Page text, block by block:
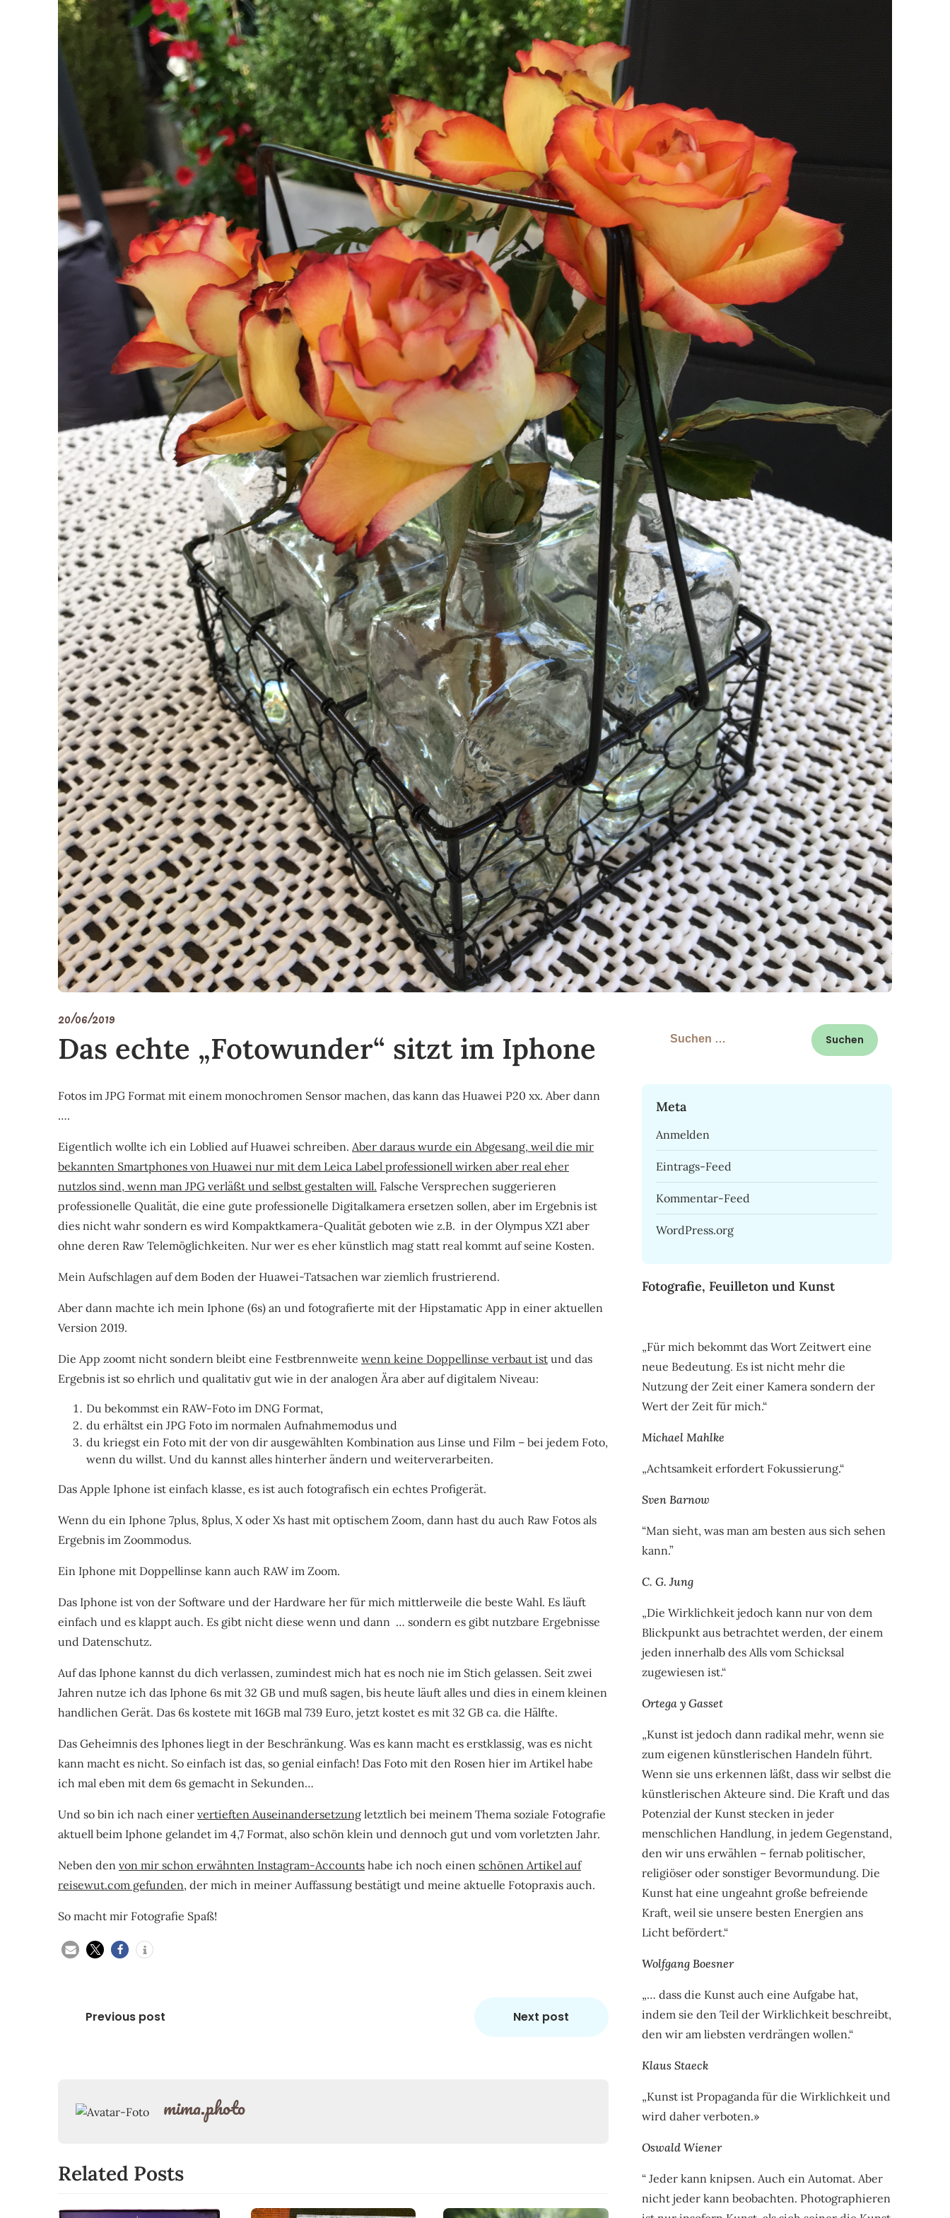
20/06/2019
Das echte „Fotowunder“ sitzt im Iphone
Fotos im JPG Format mit einem monochromen Sensor machen, das kann das Huawei P20 xx. Aber dann
….
Eigentlich wollte ich ein Loblied auf Huawei schreiben. Aber daraus wurde ein Abgesang, weil die mir
bekannten Smartphones von Huawei nur mit dem Leica Label professionell wirken aber real eher
nutzlos sind, wenn man JPG verläßt und selbst gestalten will. Falsche Versprechen suggerieren
professionelle Qualität, die eine gute professionelle Digitalkamera ersetzen sollen, aber im Ergebnis ist
dies nicht wahr sondern es wird Kompaktkamera-Qualität geboten wie z.B. in der Olympus XZ1 aber
ohne deren Raw Telemöglichkeiten. Nur wer es eher künstlich mag statt real kommt auf seine Kosten.
Mein Aufschlagen auf dem Boden der Huawei-Tatsachen war ziemlich frustrierend.
Aber dann machte ich mein Iphone (6s) an und fotografierte mit der Hipstamatic App in einer aktuellen
Version 2019.
Die App zoomt nicht sondern bleibt eine Festbrennweite wenn keine Doppellinse verbaut ist und das
Ergebnis ist so ehrlich und qualitativ gut wie in der analogen Ära aber auf digitalem Niveau:
Du bekommst ein RAW-Foto im DNG Format,
du erhältst ein JPG Foto im normalen Aufnahmemodus und
du kriegst ein Foto mit der von dir ausgewählten Kombination aus Linse und Film – bei jedem Foto,
wenn du willst. Und du kannst alles hinterher ändern und weiterverarbeiten.
Das Apple Iphone ist einfach klasse, es ist auch fotografisch ein echtes Profigerät.
Wenn du ein Iphone 7plus, 8plus, X oder Xs hast mit optischem Zoom, dann hast du auch Raw Fotos als
Ergebnis im Zoommodus.
Ein Iphone mit Doppellinse kann auch RAW im Zoom.
Das Iphone ist von der Software und der Hardware her für mich mittlerweile die beste Wahl. Es läuft
einfach und es klappt auch. Es gibt nicht diese wenn und dann … sondern es gibt nutzbare Ergebnisse
und Datenschutz.
Auf das Iphone kannst du dich verlassen, zumindest mich hat es noch nie im Stich gelassen. Seit zwei
Jahren nutze ich das Iphone 6s mit 32 GB und muß sagen, bis heute läuft alles und dies in einem kleinen
handlichen Gerät. Das 6s kostete mit 16GB mal 739 Euro, jetzt kostet es mit 32 GB ca. die Hälfte.
Das Geheimnis des Iphones liegt in der Beschränkung. Was es kann macht es erstklassig, was es nicht
kann macht es nicht. So einfach ist das, so genial einfach! Das Foto mit den Rosen hier im Artikel habe
ich mal eben mit dem 6s gemacht in Sekunden…
Und so bin ich nach einer vertieften Auseinandersetzung letztlich bei meinem Thema soziale Fotografie
aktuell beim Iphone gelandet im 4,7 Format, also schön klein und dennoch gut und vom vorletzten Jahr.
Neben den von mir schon erwähnten Instagram-Accounts habe ich noch einen schönen Artikel auf
reisewut.com gefunden, der mich in meiner Auffassung bestätigt und meine aktuelle Fotopraxis auch.
So macht mir Fotografie Spaß!
Beitragsnavigation
Previous post Next post
mima.photo
Related Posts
Suchen
Meta
Anmelden
Eintrags-Feed
Kommentar-Feed
WordPress.org
Fotografie, Feuilleton und Kunst
„Für mich bekommt das Wort Zeitwert eine
neue Bedeutung. Es ist nicht mehr die
Nutzung der Zeit einer Kamera sondern der
Wert der Zeit für mich.“
Michael Mahlke
„Achtsamkeit erfordert Fokussierung.“
Sven Barnow
“Man sieht, was man am besten aus sich sehen
kann.”
C. G. Jung
„Die Wirklichkeit jedoch kann nur von dem
Blickpunkt aus betrachtet werden, der einem
jeden innerhalb des Alls vom Schicksal
zugewiesen ist.“
Ortega y Gasset
„Kunst ist jedoch dann radikal mehr, wenn sie
zum eigenen künstlerischen Handeln führt.
Wenn sie uns erkennen läßt, dass wir selbst die
künstlerischen Akteure sind. Die Kraft und das
Potenzial der Kunst stecken in jeder
menschlichen Handlung, in jedem Gegenstand,
den wir uns erwählen – fernab politischer,
religiöser oder sonstiger Bevormundung. Die
Kunst hat eine ungeahnt große befreiende
Kraft, weil sie unsere besten Energien ans
Licht befördert.“
Wolfgang Boesner
„… dass die Kunst auch eine Aufgabe hat,
indem sie den Teil der Wirklichkeit beschreibt,
den wir am liebsten verdrängen wollen.“
Klaus Staeck
„Kunst ist Propaganda für die Wirklichkeit und
wird daher verboten.»
Oswald Wiener
“ Jeder kann knipsen. Auch ein Automat. Aber
nicht jeder kann beobachten. Photographieren